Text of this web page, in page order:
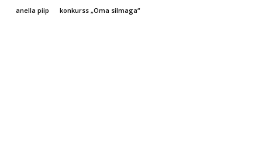
anella piip konkurss „Oma silmaga“